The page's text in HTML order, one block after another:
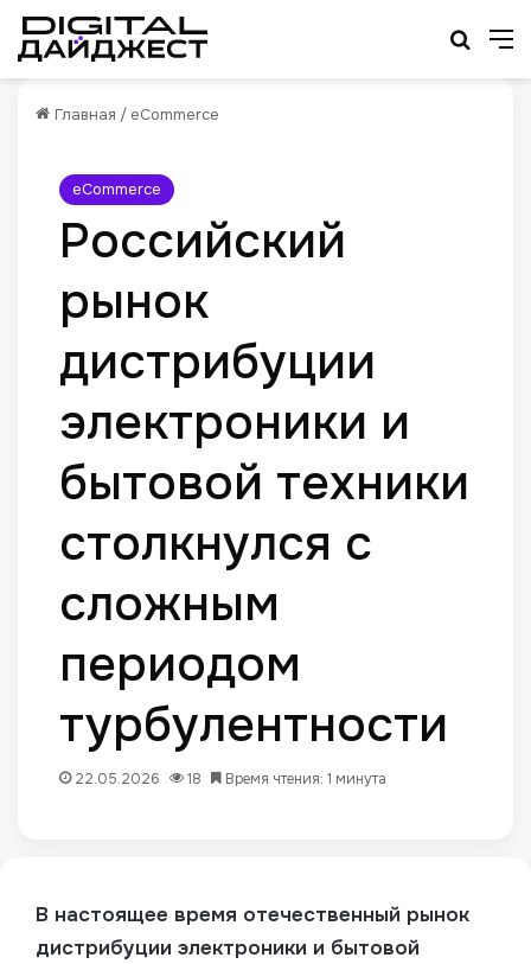
Главная / eCommerce
eCommerce
Российский
рынок
дистрибуции
электроники и
бытовой техники
столкнулся с
сложным
периодом
турбулентности
22.05.2026 18 Время чтения: 1 минута
В настоящее время отечественный рынок
дистрибуции электроники и бытовой